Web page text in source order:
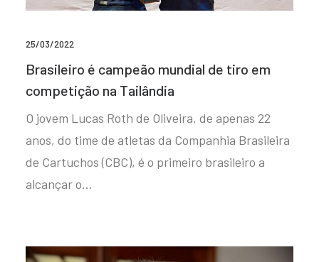
25/03/2022
Brasileiro é campeão mundial de tiro em
competição na Tailândia
O jovem Lucas Roth de Oliveira, de apenas 22
anos, do time de atletas da Companhia Brasileira
de Cartuchos (CBC), é o primeiro brasileiro a
alcançar o…